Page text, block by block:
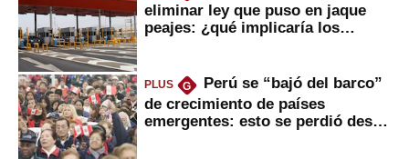
eliminar ley que puso en jaque
peajes: ¿qué implicaría los
PLUS G
Perú se “bajó del barco”
de crecimiento de países
emergentes: esto se perdió desde